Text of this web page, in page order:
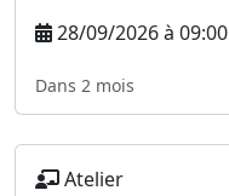
28/09/2026 à 09:00
Dans 2 mois
Atelier